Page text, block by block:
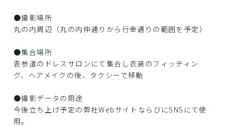
●撮影場所
丸の内周辺（丸の内仲通りから行幸通りの範囲を予定）
●集合場所
表参道のドレスサロンにて集合し衣装のフィッティン
グ、ヘアメイクの後、タクシーで移動
●撮影データの用途
今後立ち上げ予定の弊社WebサイトならびにSNSにて使
用。